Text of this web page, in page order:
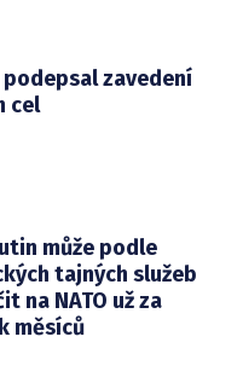
podepsal zavedení
cel
může podle
tajných služeb
na NATO už za
měsíců